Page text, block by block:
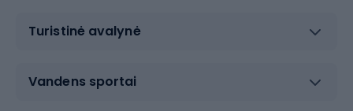
Turistinė avalynė
Vandens sportai